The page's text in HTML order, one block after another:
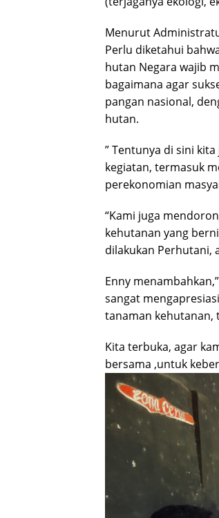
Menurut
Perlu diketahui
hutan Negara wajib
bagaimana agar
pangan nasional,
hutan.
” Tentunya di sini
kegiatan, termasuk
perekonomian
“Kami juga
kehutanan yang
dilakukan Perhutani,
Enny
sangat
tanaman kehutanan,
Kita terbuka, agar
bersama ,untuk